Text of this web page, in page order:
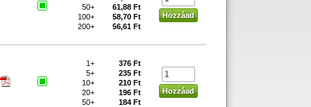
50+
61,88 Ft
100+
58,70 Ft
200+
56,61 Ft
1+
376 Ft
5+
235 Ft
10+
210 Ft
20+
196 Ft
50+
184 Ft